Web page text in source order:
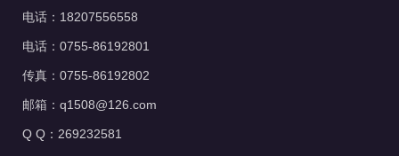
电话：18207556558
电话：0755-86192801
传真：0755-86192802
邮箱：q1508@126.com
Q Q：269232581